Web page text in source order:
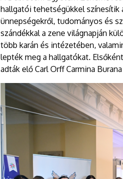
hallgatói tehetségükkel színesítik
ünnepségekről, tudományos és
szándékkal a zene világnapján
több karán és intézetében,
lepték meg a hallgatókat.
adták elő Carl Orff Carmina